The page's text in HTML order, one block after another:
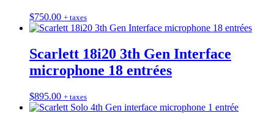
$750.00 + taxes
Scarlett 18i20 3th Gen Interface
microphone 18 entrées
$895.00 + taxes